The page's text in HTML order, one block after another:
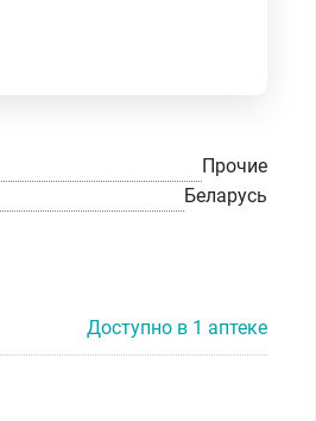
Прочие
Беларусь
Доступно в 1 аптеке